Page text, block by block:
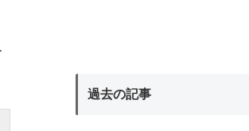
過去の記事